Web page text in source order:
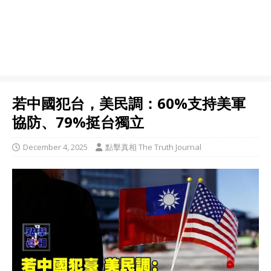
若中國犯台，美民調：60%支持美軍
協防、79%挺台獨立
December 4, 2025 點擊真相 The Truth Journal